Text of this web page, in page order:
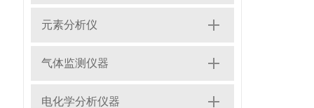
元素分析仪
气体监测仪器
电化学分析仪器